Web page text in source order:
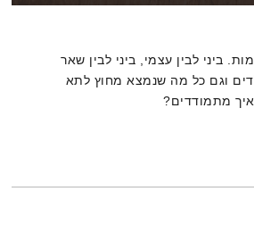
ביני לבין עצמי, ביני לבין שאר
וגם כל מה שנמצא מחוץ לתא
מתמודדים?